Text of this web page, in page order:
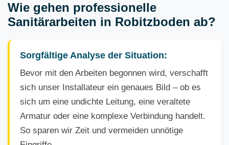
Wie gehen professionelle
Sanitärarbeiten in Robitzboden ab?
Sorgfältige Analyse der Situation:
Bevor mit den Arbeiten begonnen wird, verschafft
sich unser Installateur ein genaues Bild – ob es
sich um eine undichte Leitung, eine veraltete
Armatur oder eine komplexe Verbindung handelt.
So sparen wir Zeit und vermeiden unnötige